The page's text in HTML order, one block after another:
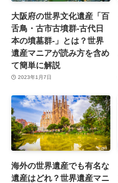
大阪府の世界文化遺産「百
舌鳥・古市古墳群-古代日
本の墳墓群-」とは？世界
遺産マニアが読み方を含め
て簡単に解説
2023年1月7日
海外の世界遺産でも有名な
遺産はどれ？世界遺産マニ